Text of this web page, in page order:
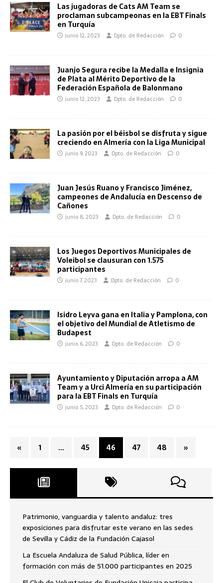
Las jugadoras de Cats AM Team se
proclaman subcampeonas en la EBT Finals
en Turquía
junio 12, 2023 Dpto. de Redacción 0
Juanjo Segura recibe la Medalla e Insignia
de Plata al Mérito Deportivo de la
Federación Española de Balonmano
junio 12, 2023 Dpto. de Redacción 0
La pasión por el béisbol se disfruta y sigue
creciendo en Almería con la Liga Municipal
junio 9, 2023 Dpto. de Redacción 0
Juan Jesús Ruano y Francisco Jiménez,
campeones de Andalucía en Descenso de
Cañones
junio 8, 2023 Dpto. de Redacción 0
Los Juegos Deportivos Municipales de
Voleibol se clausuran con 1.575
participantes
junio 7, 2023 Dpto. de Redacción 0
Isidro Leyva gana en Italia y Pamplona, con
el objetivo del Mundial de Atletismo de
Budapest
junio 6, 2023 Dpto. de Redacción 0
Ayuntamiento y Diputación arropa a AM
Team y a Urci Almería en su participación
para la EBT Finals en Turquía
junio 5, 2023 Dpto. de Redacción 0
« 1 … 45 46 47 48 »
Patrimonio, vanguardia y talento andaluz: tres
exposiciones para disfrutar este verano en las sedes
de Sevilla y Cádiz de la Fundación Cajasol
La Escuela Andaluza de Salud Pública, líder en
formación con más de 51.000 participantes en 2025